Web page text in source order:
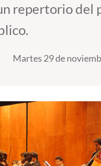
repertorio del
Martes 29 de